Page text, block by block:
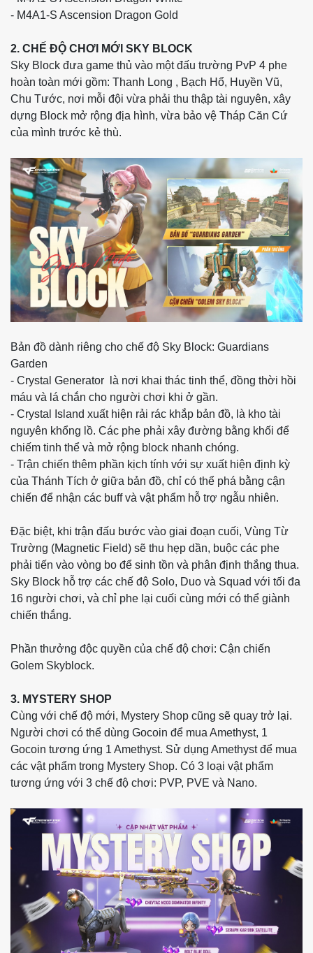
- M4A1-S Ascension Dragon Gold
2. CHẾ ĐỘ CHƠI MỚI SKY BLOCK
Sky Block đưa game thủ vào một đấu trường PvP 4 phe
hoàn toàn mới gồm: Thanh Long , Bạch Hổ, Huyền Vũ,
Chu Tước, nơi mỗi đội vừa phải thu thập tài nguyên, xây
dựng Block mở rộng địa hình, vừa bảo vệ Tháp Căn Cứ
của mình trước kẻ thù.
Bản đồ dành riêng cho chế độ Sky Block: Guardians
Garden
- Crystal Generator là nơi khai thác tinh thể, đồng thời hồi
máu và lá chắn cho người chơi khi ở gần.
- Crystal Island xuất hiện rải rác khắp bản đồ, là kho tài
nguyên khổng lồ. Các phe phải xây đường bằng khối để
chiếm tinh thể và mở rộng block nhanh chóng.
- Trận chiến thêm phần kịch tính với sự xuất hiện định kỳ
của Thánh Tích ở giữa bản đồ, chỉ có thể phá bằng cận
chiến để nhận các buff và vật phẩm hỗ trợ ngẫu nhiên.
Đặc biệt, khi trận đấu bước vào giai đoạn cuối, Vùng Từ
Trường (Magnetic Field) sẽ thu hẹp dần, buộc các phe
phải tiến vào vòng bo để sinh tồn và phân định thắng thua.
Sky Block hỗ trợ các chế độ Solo, Duo và Squad với tối đa
16 người chơi, và chỉ phe lại cuối cùng mới có thể giành
chiến thắng.
Phần thưởng độc quyền của chế độ chơi: Cận chiến
Golem Skyblock.
3. MYSTERY SHOP
Cùng với chế độ mới, Mystery Shop cũng sẽ quay trở lại.
Người chơi có thể dùng Gocoin để mua Amethyst, 1
Gocoin tương ứng 1 Amethyst. Sử dụng Amethyst để mua
các vật phẩm trong Mystery Shop. Có 3 loại vật phẩm
tương ứng với 3 chế độ chơi: PVP, PVE và Nano.